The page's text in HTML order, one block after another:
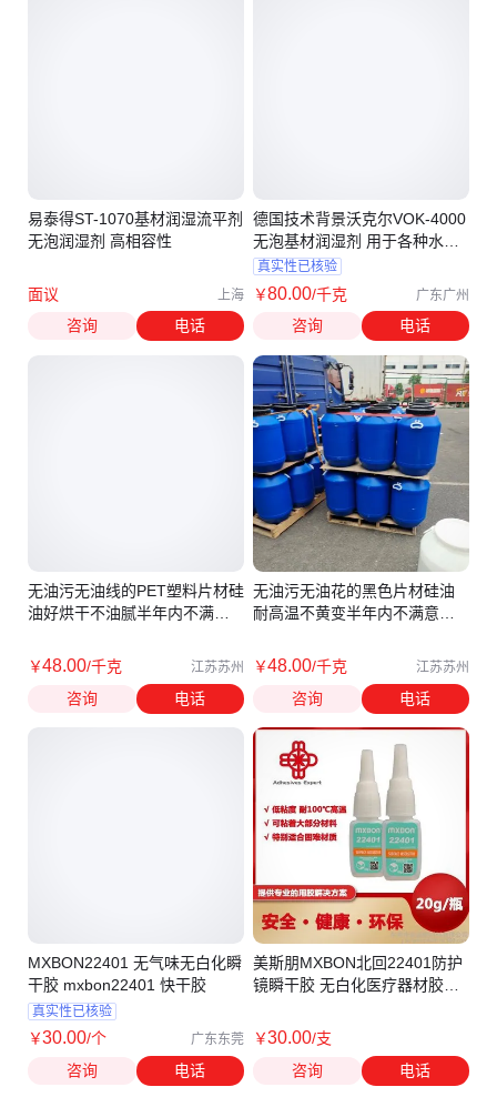
易泰得ST-1070基材润湿流平剂
无泡润湿剂 高相容性
面议 上海
咨询 电话
无油污无油线的PET塑料片材硅
油好烘干不油腻半年内不满意
￥48.00/千克 江苏苏州
咨询 电话
MXBON22401 无气味无白化瞬
干胶 mxbon22401 快干胶
真实性已核验
￥30.00/个 广东东莞
咨询 电话
德国技术背景沃克尔VOK-4000
无泡基材润湿剂 用于各种水性
涂料油墨
真实性已核验
￥80.00/千克 广东广州
咨询 电话
无油污无油花的黑色片材硅油
耐高温不黄变半年内不满意退
￥48.00/千克 江苏苏州
咨询 电话
美斯朋MXBON北回22401防护
镜瞬干胶 无白化医疗器材胶
￥30.00/支
咨询
电话